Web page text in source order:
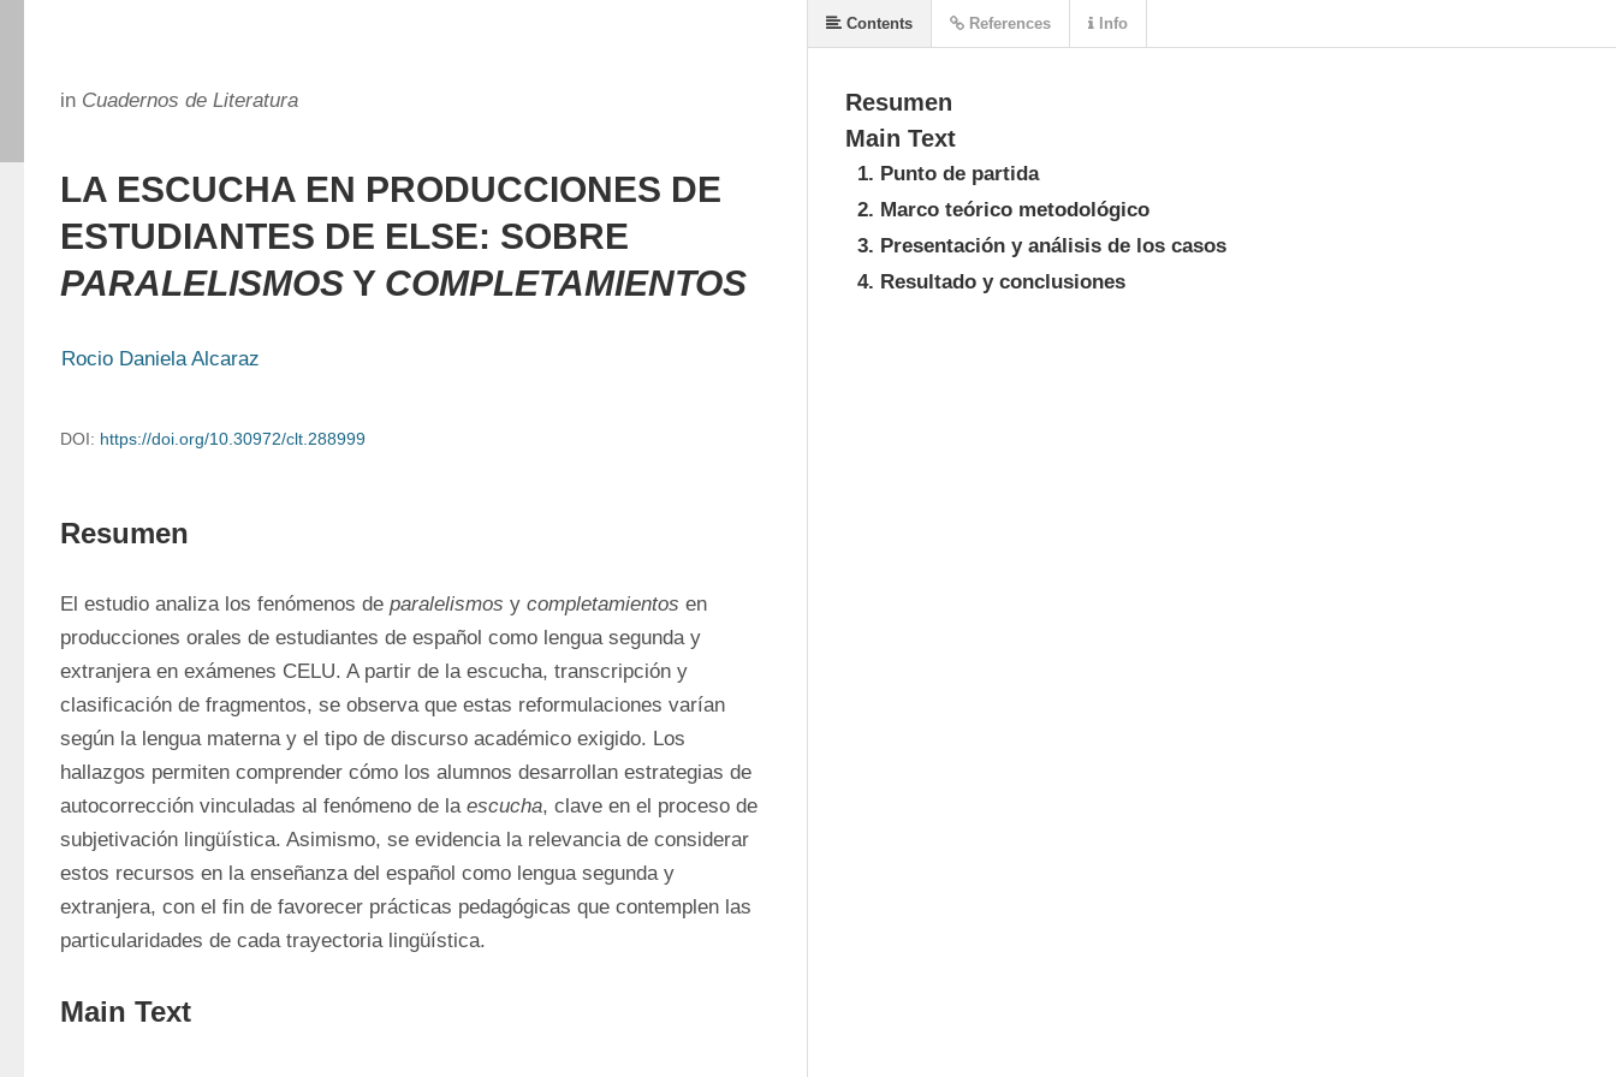
in Cuadernos de Literatura
LA ESCUCHA EN PRODUCCIONES DE
ESTUDIANTES DE ELSE: SOBRE
PARALELISMOS Y COMPLETAMIENTOS
Rocio Daniela Alcaraz
DOI: https://doi.org/10.30972/clt.288999
Resumen
El estudio analiza los fenómenos de paralelismos y completamientos en
producciones orales de estudiantes de español como lengua segunda y
extranjera en exámenes CELU. A partir de la escucha, transcripción y
clasificación de fragmentos, se observa que estas reformulaciones varían
según la lengua materna y el tipo de discurso académico exigido. Los
hallazgos permiten comprender cómo los alumnos desarrollan estrategias de
autocorrección vinculadas al fenómeno de la escucha, clave en el proceso de
subjetivación lingüística. Asimismo, se evidencia la relevancia de considerar
estos recursos en la enseñanza del español como lengua segunda y
extranjera, con el fin de favorecer prácticas pedagógicas que contemplen las
particularidades de cada trayectoria lingüística.
Main Text
Resumen
Main Text
1. Punto de partida
2. Marco teórico metodológico
3. Presentación y análisis de los casos
4. Resultado y conclusiones
Contents References Info